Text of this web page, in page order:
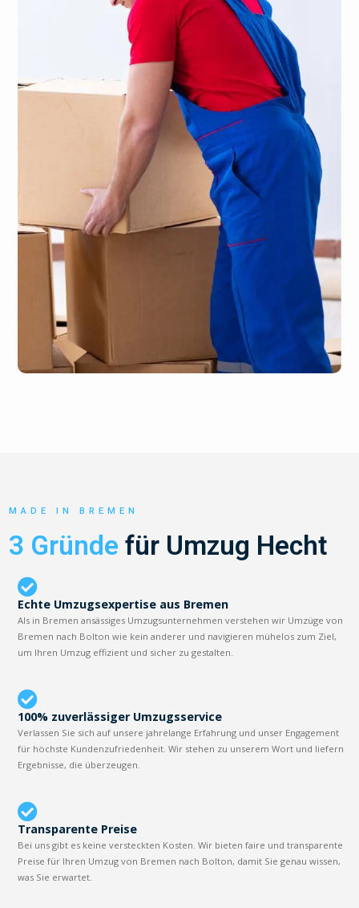
MADE IN BREMEN
3 Gründe für Umzug Hecht
Echte Umzugsexpertise aus Bremen
Als in Bremen ansässiges Umzugsunternehmen verstehen wir Umzüge von
Bremen nach Bolton wie kein anderer und navigieren mühelos zum Ziel,
um Ihren Umzug effizient und sicher zu gestalten.
100% zuverlässiger Umzugsservice
Verlassen Sie sich auf unsere jahrelange Erfahrung und unser Engagement
für höchste Kundenzufriedenheit. Wir stehen zu unserem Wort und liefern
Ergebnisse, die überzeugen.
Transparente Preise
Bei uns gibt es keine versteckten Kosten. Wir bieten faire und transparente
Preise für Ihren Umzug von Bremen nach Bolton, damit Sie genau wissen,
was Sie erwartet.